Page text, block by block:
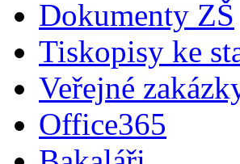
Dokumenty ZŠ
Tiskopisy ke
Veřejné
Office365